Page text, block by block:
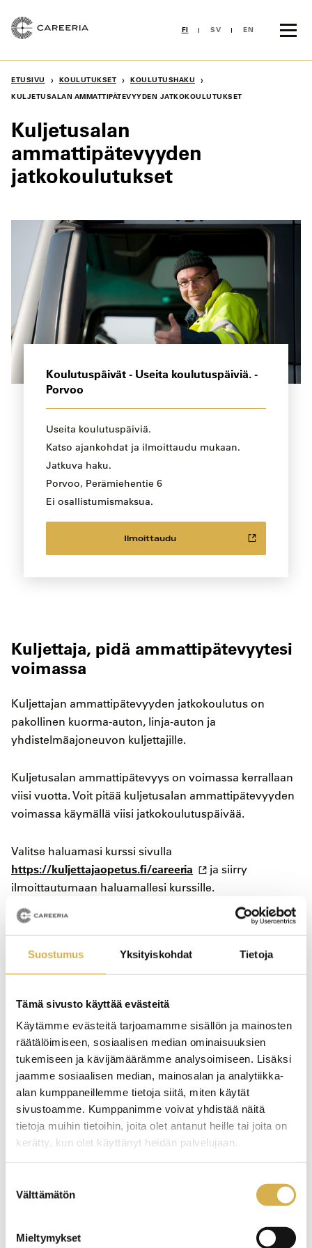
Suostumus Yksityiskohdat Tietoja
Tämä sivusto käyttää evästeitä
Käytämme evästeitä tarjoamamme sisällön ja mainosten
räätälöimiseen, sosiaalisen median ominaisuuksien
tukemiseen ja kävijämäärämme analysoimiseen. Lisäksi
jaamme sosiaalisen median, mainosalan ja analytiikka-
alan kumppaneillemme tietoja siitä, miten käytät
sivustoamme. Kumppanimme voivat yhdistää näitä
tietoja muihin tietoihin, joita olet antanut heille tai joita on
kerätty, kun olet käyttänyt heidän palvelujaan.
valinta
Välttämätön
Mieltymykset
sisältöön
FI SV EN
ETUSIVU › KOULUTUKSET › KOULUTUSHAKU ›
KULJETUSALAN AMMATTIPÄTEVYYDEN JATKOKOULUTUKSET
Kuljetusalan
ammattipätevyyden
jatkokoulutukset
Koulutuspäivät - Useita koulutuspäiviä. -
Porvoo
Useita koulutuspäiviä.
Katso ajankohdat ja ilmoittaudu mukaan.
Jatkuva haku.
Porvoo, Perämiehentie 6
Ei osallistumismaksua.
Ilmoittaudu
Kuljettaja, pidä ammattipätevyytesi
voimassa
Kuljettajan ammattipätevyyden jatkokoulutus on
pakollinen kuorma-auton, linja-auton ja
yhdistelmäajoneuvon kuljettajille.
Kuljetusalan ammattipätevyys on voimassa kerrallaan
viisi vuotta. Voit pitää kuljetusalan ammattipätevyyden
voimassa käymällä viisi jatkokoulutuspäivää.
Valitse haluamasi kurssi sivulla
https://kuljettajaopetus.fi/careeria
ja siirry
ilmoittautumaan haluamallesi kurssille.
Saat tunnukset Webautossa suoritettaviin verkko-
Valittavat koulutusohjelmat, etäkoulutukset:
Kuljettajana yhteisellä työpaikalla
(työturvallisuuskorttikoulutus)
Hätäensiapukoulutus SPR 7 h, etäkoulutus
Valittavat koulutusohjelmat, verkkokoulutukset:
Ennakoiva ajo
Turvallinen työympäristö
Inhimillisten tekijöiden vaikutukset ja toiminta